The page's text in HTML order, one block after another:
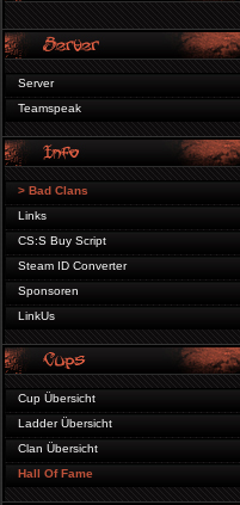
Server
Teamspeak
> Bad Clans
Links
CS:S Buy Script
Steam ID Converter
Sponsoren
LinkUs
Cup Übersicht
Ladder Übersicht
Clan Übersicht
Hall Of Fame